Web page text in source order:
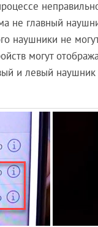
не главный
наушники не
могут
и левый наушник